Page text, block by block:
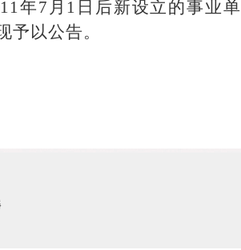
年7 月 1 日后新设立的事业单
予以公告。